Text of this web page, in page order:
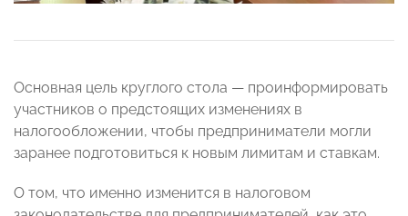
Основная цель круглого стола — проинформировать
участников о предстоящих изменениях в
налогообложении, чтобы предприниматели могли
заранее подготовиться к новым лимитам и ставкам.
О том, что именно изменится в налоговом